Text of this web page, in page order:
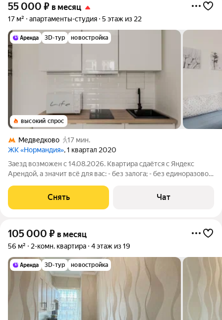
55 000 ₽ в месяц
17 м² апартаменты-студия 5 этаж из 22
3D-тур новостройка
высокий спрос
Медведково
17 мин.
ЖК «Нормандия», 1 квартал 2020
Заезд возможен с 14.08.2026. Квартира сдаётся с Яндекс
Арендой, а значит всё для вас: - без залога; - без единоразовой
проживания. Мы можем показать вам квартиру онлайн это так
же детально,
Снять Чат
105 000 ₽ в месяц
56 м² 2-комн. квартира 4 этаж из 19
3D-тур новостройка